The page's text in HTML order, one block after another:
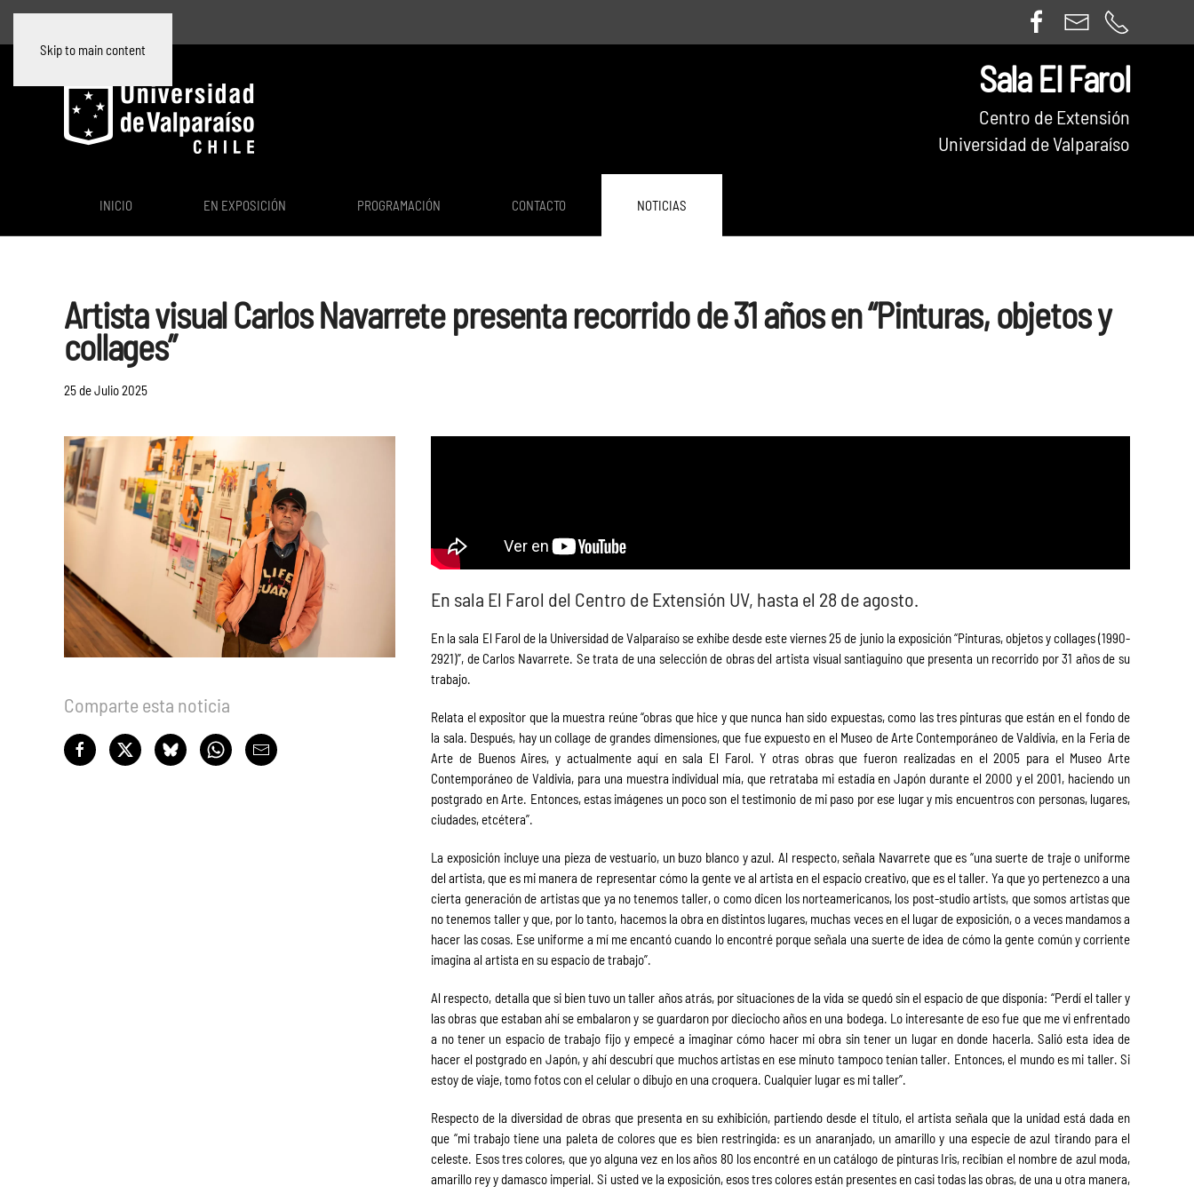
Skip to main content
Sala El Farol
Centro de Extensión
Universidad de Valparaíso
INICIO EN EXPOSICIÓN PROGRAMACIÓN CONTACTO NOTICIAS
Artista visual Carlos Navarrete presenta recorrido de 31 años en “Pinturas, objetos y
collages”
25 de Julio 2025
Comparte esta noticia
En sala El Farol del Centro de Extensión UV, hasta el 28 de agosto.
En la sala El Farol de la Universidad de Valparaíso se exhibe desde este viernes 25 de junio la exposición “Pinturas, objetos y collages (1990-
2921)”, de Carlos Navarrete. Se trata de una selección de obras del artista visual santiaguino que presenta un recorrido por 31 años de su
trabajo.
Relata el expositor que la muestra reúne “obras que hice y que nunca han sido expuestas, como las tres pinturas que están en el fondo de
la sala. Después, hay un collage de grandes dimensiones, que fue expuesto en el Museo de Arte Contemporáneo de Valdivia, en la Feria de
Arte de Buenos Aires, y actualmente aquí en sala El Farol. Y otras obras que fueron realizadas en el 2005 para el Museo Arte
Contemporáneo de Valdivia, para una muestra individual mía, que retrataba mi estadía en Japón durante el 2000 y el 2001, haciendo un
postgrado en Arte. Entonces, estas imágenes un poco son el testimonio de mi paso por ese lugar y mis encuentros con personas, lugares,
ciudades, etcétera”.
La exposición incluye una pieza de vestuario, un buzo blanco y azul. Al respecto, señala Navarrete que es “una suerte de traje o uniforme
del artista, que es mi manera de representar cómo la gente ve al artista en el espacio creativo, que es el taller. Ya que yo pertenezco a una
cierta generación de artistas que ya no tenemos taller, o como dicen los norteamericanos, los post-studio artists, que somos artistas que
no tenemos taller y que, por lo tanto, hacemos la obra en distintos lugares, muchas veces en el lugar de exposición, o a veces mandamos a
hacer las cosas. Ese uniforme a mí me encantó cuando lo encontré porque señala una suerte de idea de cómo la gente común y corriente
imagina al artista en su espacio de trabajo”.
Al respecto, detalla que si bien tuvo un taller años atrás, por situaciones de la vida se quedó sin el espacio de que disponía: “Perdí el taller y
las obras que estaban ahí se embalaron y se guardaron por dieciocho años en una bodega. Lo interesante de eso fue que me vi enfrentado
a no tener un espacio de trabajo fijo y empecé a imaginar cómo hacer mi obra sin tener un lugar en donde hacerla. Salió esta idea de
hacer el postgrado en Japón, y ahí descubrí que muchos artistas en ese minuto tampoco tenían taller. Entonces, el mundo es mi taller. Si
estoy de viaje, tomo fotos con el celular o dibujo en una croquera. Cualquier lugar es mi taller”.
Respecto de la diversidad de obras que presenta en su exhibición, partiendo desde el título, el artista señala que la unidad está dada en
que “mi trabajo tiene una paleta de colores que es bien restringida: es un anaranjado, un amarillo y una especie de azul tirando para el
celeste. Esos tres colores, que yo alguna vez en los años 80 los encontré en un catálogo de pinturas Iris, recibían el nombre de azul moda,
amarillo rey y damasco imperial. Si usted ve la exposición, esos tres colores están presentes en casi todas las obras, de una u otra manera,